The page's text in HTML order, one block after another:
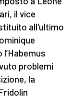
il vice
all'ultimo
problemi
la